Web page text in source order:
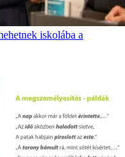
iskolába a